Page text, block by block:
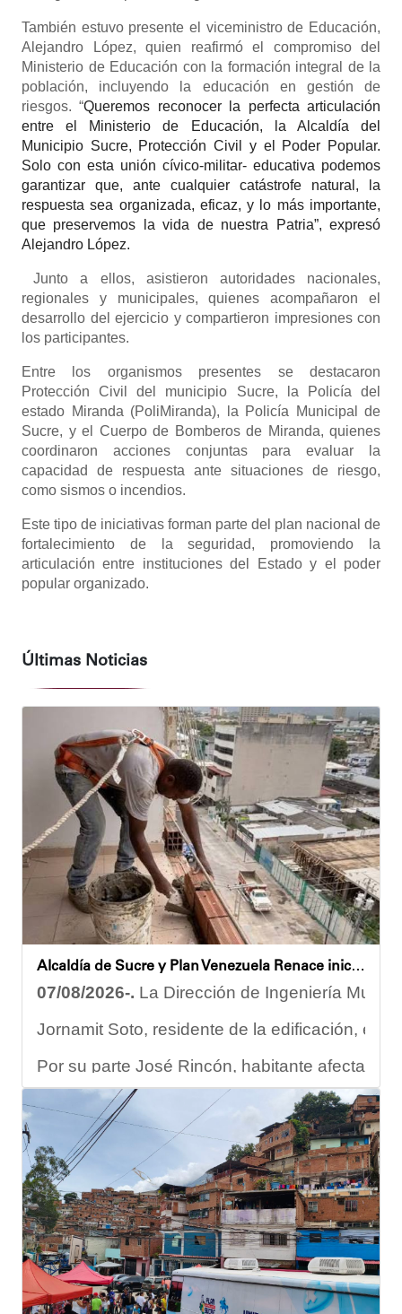
También estuvo presente el viceministro de Educación,
Alejandro López, quien reafirmó el compromiso del
Ministerio de Educación con la formación integral de la
población, incluyendo la educación en gestión de
riesgos. “Queremos reconocer la perfecta articulación
entre el Ministerio de Educación, la Alcaldía del
Municipio Sucre, Protección Civil y el Poder Popular.
Solo con esta unión cívico-militar- educativa podemos
garantizar que, ante cualquier catástrofe natural, la
respuesta sea organizada, eficaz, y lo más importante,
que preservemos la vida de nuestra Patria”, expresó
Alejandro López.
Junto a ellos, asistieron autoridades nacionales,
regionales y municipales, quienes acompañaron el
desarrollo del ejercicio y compartieron impresiones con
los participantes.
Entre los organismos presentes se destacaron
Protección Civil del municipio Sucre, la Policía del
estado Miranda (PoliMiranda), la Policía Municipal de
Sucre, y el Cuerpo de Bomberos de Miranda, quienes
coordinaron acciones conjuntas para evaluar la
capacidad de respuesta ante situaciones de riesgo,
como sismos o incendios.
Este tipo de iniciativas forman parte del plan nacional de
fortalecimiento de la seguridad, promoviendo la
articulación entre instituciones del Estado y el poder
popular organizado.
Últimas Noticias
Alcaldía de Sucre y Plan Venezuela Renace iniciaron demolición de fachadas en Residencias Los Dos Caminos
07/08/2026-. La Dirección de Ingeniería
Jornamit Soto, residente de la edificación,
Por su parte José Rincón, habitante afectado
“El proceso comenzó con una primera
Ante la emergencia, los vecinos del referido
Las cuadrillas de trabajo permanecen
Yois Coellar